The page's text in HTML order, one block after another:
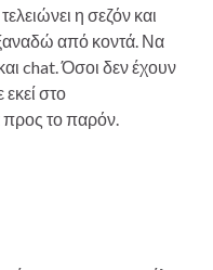
η σεζόν και
από κοντά. Να
chat. Όσοι δεν έχουν
στο
προς το παρόν.